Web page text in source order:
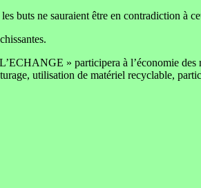
buts ne sauraient être en contradiction à
» participera à l’économie
utilisation de matériel recyclable,